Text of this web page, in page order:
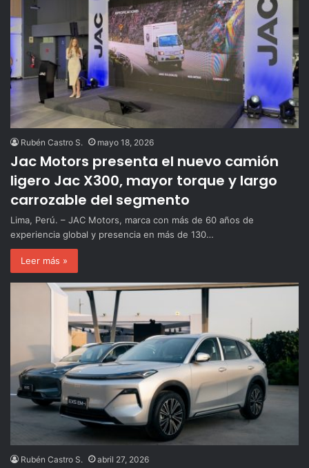
Rubén Castro S. mayo 18, 2026
Jac Motors presenta el nuevo camión
ligero Jac X300, mayor torque y largo
carrozable del segmento
Lima, Perú. – JAC Motors, marca con más de 60 años de
experiencia global y presencia en más de 130…
Leer más »
Rubén Castro S. abril 27, 2026